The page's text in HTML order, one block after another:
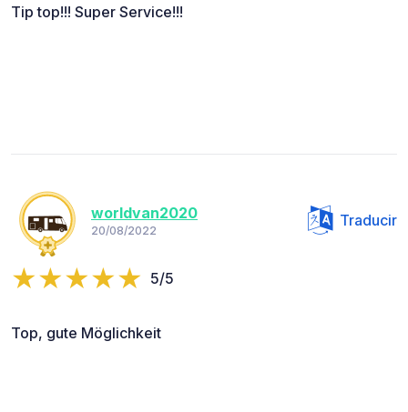
Tip top!!! Super Service!!!
worldvan2020
20/08/2022
Traducir
5/5
Top, gute Möglichkeit